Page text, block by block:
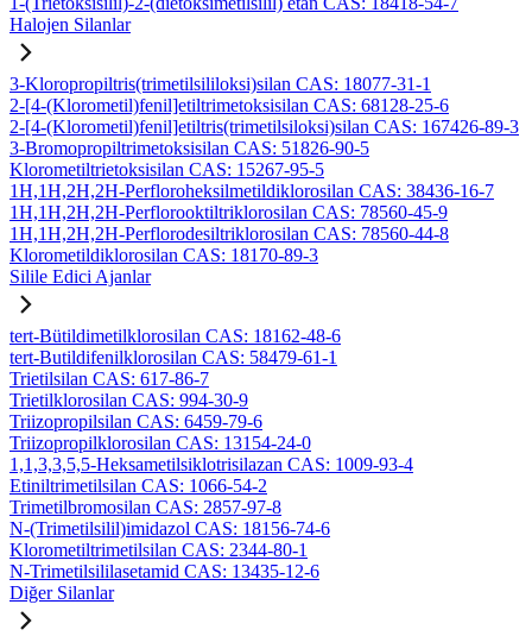
Halojen Silanlar
3-Kloropropiltris(trimetilsililoksi)silan CAS: 18077-31-1
2-[4-(Klorometil)fenil]etiltrimetoksisilan CAS: 68128-25-6
2-[4-(Klorometil)fenil]etiltris(trimetilsiloksi)silan CAS: 167426-89-3
3-Bromopropiltrimetoksisilan CAS: 51826-90-5
Klorometiltrietoksisilan CAS: 15267-95-5
1H,1H,2H,2H-Perfloroheksilmetildiklorosilan CAS: 38436-16-7
1H,1H,2H,2H-Perflorooktiltriklorosilan CAS: 78560-45-9
1H,1H,2H,2H-Perflorodesiltriklorosilan CAS: 78560-44-8
Klorometildiklorosilan CAS: 18170-89-3
Silile Edici Ajanlar
tert-Bütildimetilklorosilan CAS: 18162-48-6
tert-Butildifenilklorosilan CAS: 58479-61-1
Trietilsilan CAS: 617-86-7
Trietilklorosilan CAS: 994-30-9
Triizopropilsilan CAS: 6459-79-6
Triizopropilklorosilan CAS: 13154-24-0
1,1,3,3,5,5-Heksametilsiklotrisilazan CAS: 1009-93-4
Etiniltrimetilsilan CAS: 1066-54-2
Trimetilbromosilan CAS: 2857-97-8
N-(Trimetilsilil)imidazol CAS: 18156-74-6
Klorometiltrimetilsilan CAS: 2344-80-1
N-Trimetilsililasetamid CAS: 13435-12-6
Diğer Silanlar